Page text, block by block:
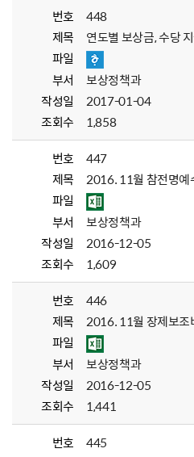
번호
448
제목
연도별 보상금, 수당
파일
부서
보상정책과
작성일
2017-01-04
조회수
1,858
번호
447
제목
2016. 11월 참전명예
파일
부서
보상정책과
작성일
2016-12-05
조회수
1,609
번호
446
제목
2016. 11월 장제보조
파일
부서
보상정책과
작성일
2016-12-05
조회수
1,441
번호
445